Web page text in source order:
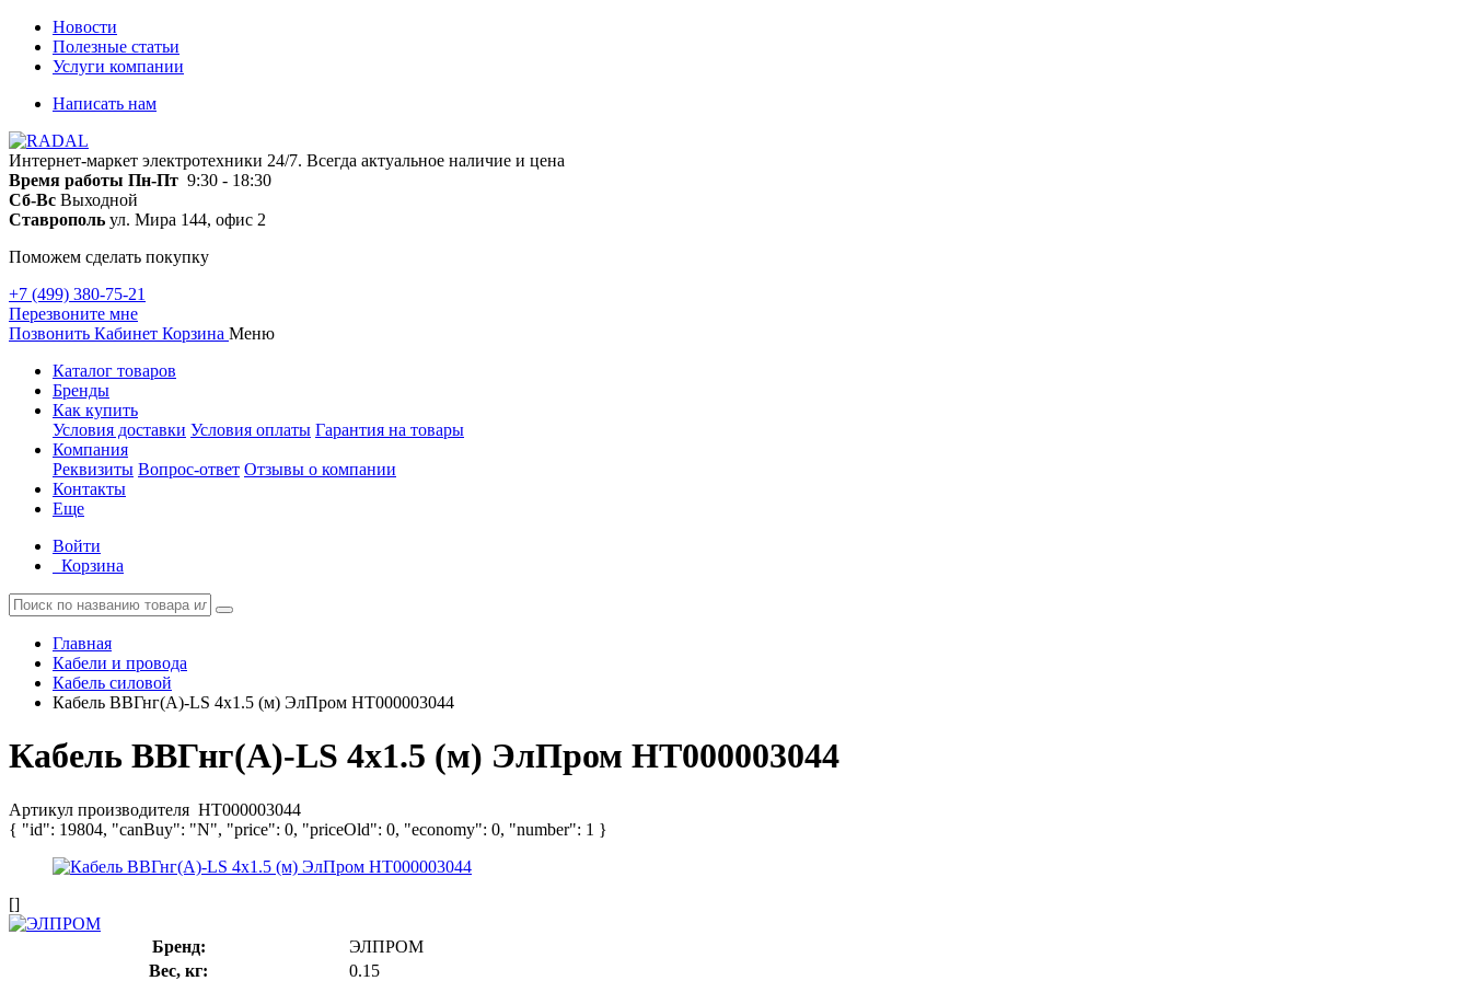
Новости
Полезные статьи
Услуги компании
Написать нам
Интернет-маркет электротехники 24/7. Всегда актуальное наличие и цена
Время работы Пн-Пт 9:30 - 18:30
Сб-Вс Выходной
Ставрополь ул. Мира 144, офис 2
Поможем сделать покупку
+7 (499) 380-75-21
Перезвоните мне
Позвонить Кабинет Корзина Меню
Каталог товаров
Бренды
Как купить
Условия доставки Условия оплаты Гарантия на товары
Компания
Реквизиты Вопрос-ответ Отзывы о компании
Контакты
Еще
Войти
Корзина
Главная
Кабели и провода
Кабель силовой
Кабель ВВГнг(А)-LS 4х1.5 (м) ЭлПром НТ000003044
Кабель ВВГнг(А)-LS 4х1.5 (м) ЭлПром НТ000003044
Артикул производителя НТ000003044
{ "id": 19804, "canBuy": "N", "price": 0, "priceOld": 0, "economy": 0, "number": 1 }
[]
Бренд:
ЭЛПРОМ
Вес, кг:
0.15